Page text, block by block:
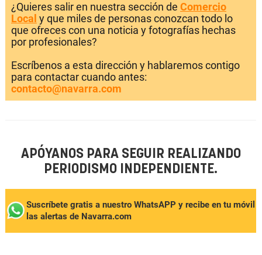
¿Quieres salir en nuestra sección de Comercio
Local y que miles de personas conozcan todo lo
que ofreces con una noticia y fotografías hechas
por profesionales?
Escríbenos a esta dirección y hablaremos contigo
para contactar cuando antes:
contacto@navarra.com
APÓYANOS PARA SEGUIR REALIZANDO
PERIODISMO INDEPENDIENTE.
Suscríbete gratis a nuestro WhatsAPP y recibe en tu móvil
las alertas de Navarra.com